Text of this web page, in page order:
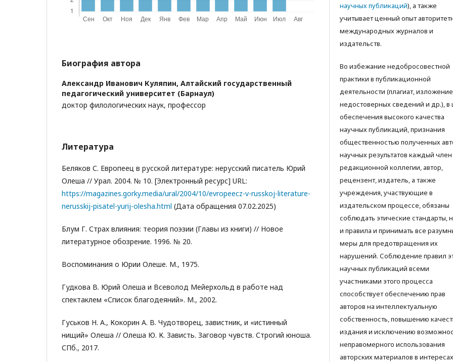
Биография автора
Александр Иванович Куляпин, Алтайский государственный
педагогический университет (Барнаул)
доктор филологических наук, профессор
Литература
Беляков С. Европеец в русской литературе: нерусский писатель Юрий
Олеша // Урал. 2004. № 10. [Электронный ресурс] URL:
https://magazines.gorky.media/ural/2004/10/evropeecz-v-russkoj-literature-
nerusskij-pisatel-yurij-olesha.html (Дата обращения 07.02.2025)
Блум Г. Страх влияния: теория поэзии (Главы из книги) // Новое
литературное обозрение. 1996. № 20.
Воспоминания о Юрии Олеше. М., 1975.
Гудкова В. Юрий Олеша и Всеволод Мейерхольд в работе над
спектаклем «Список благодеяний». М., 2002.
Гуськов Н. А., Кокорин А. В. Чудотворец, завистник, и «истинный
нищий» Олеша // Олеша Ю. К. Зависть. Заговор чувств. Строгий юноша.
СПб., 2017.
научных публикаций), а также
учитываeт ценный опыт
международных журналов и
издательств.
Во избежание недобросовестной
практики в публикационной
деятельности (плагиат, изложение
недостоверных сведений и др.), в
обеспечения высокого качества
научных публикаций, признания
общественностью полученных
научных результатов каждый член
редакционной коллегии, автор,
рецензент, издатель, а также
учреждения, участвующие в
издательском процессе, обязаны
соблюдать этические стандарты,
и правила и принимать все
меры для предотвращения их
нарушений. Соблюдение правил
научных публикаций всеми
участниками этого процесса
способствует обеспечению прав
авторов на интеллектуальную
собственность, повышению
издания и исключению
неправомерного использования
авторских материалов в интересах